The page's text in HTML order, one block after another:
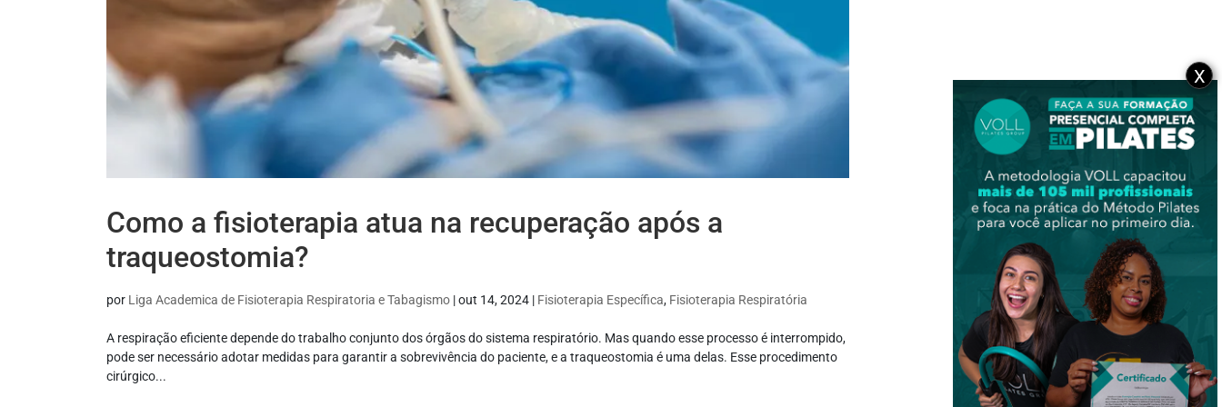
Como a fisioterapia atua na recuperação após a
traqueostomia?
por Liga Academica de Fisioterapia Respiratoria e Tabagismo |out 14, 2024 | Fisioterapia Específica, Fisioterapia Respiratória
A respiração eficiente depende do trabalho conjunto dos órgãos do sistema respiratório. Mas quando esse processo é interrompido,
pode ser necessário adotar medidas para garantir a sobrevivência do paciente, e a traqueostomia é uma delas. Esse procedimento
cirúrgico...
X